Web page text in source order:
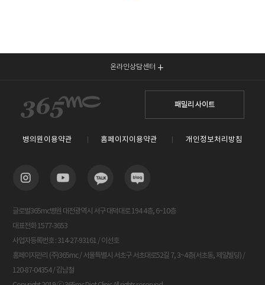
온라인상담센터
패밀리 사이트
병의원이용약관 홈페이지이용약관 개인정보처리방침
글로벌365mc병원 대전광역시 서구 대덕대로 194 4층, 6~10층
대표전화 1577-3653
사업자등록번호 : 314-27-93161 / 이선호
홈페이지관리 (주)365mc / 서울특별시 서초구 서초대로52길 7, 3~4층(서초동, 제일빌딩) /
120-87-04354 / 김남철